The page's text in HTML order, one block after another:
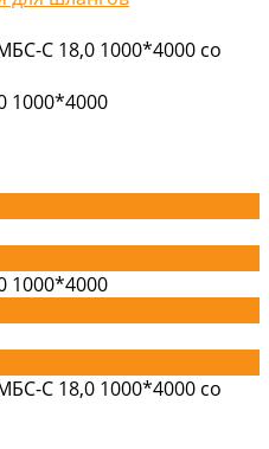
1000*4000
1000*4000